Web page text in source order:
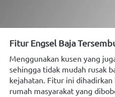
Fitur Engsel Baja
Menggunakan kusen yang
sehingga tidak mudah rusak
kejahatan. Fitur ini
rumah masyarakat yang